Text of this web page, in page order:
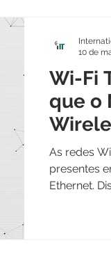
Wi-Fi
que o
As redes
presentes
Ethernet.
10 de